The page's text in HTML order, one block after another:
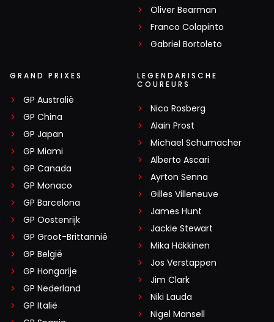
Oliver Bearman
Franco Colapinto
Gabriel Bortoleto
GRAND PRIXES
GP Australië
GP China
GP Japan
GP Miami
GP Canada
GP Monaco
GP Barcelona
GP Oostenrijk
GP Groot-Brittannië
GP België
GP Hongarije
GP Nederland
GP Italië
LEGENDARISCHE
COUREURS
Nico Rosberg
Alain Prost
Michael Schumacher
Alberto Ascari
Ayrton Senna
Gilles Villeneuve
James Hunt
Jackie Stewart
Mika Häkkinen
Jos Verstappen
Jim Clark
Niki Lauda
Nigel Mansell